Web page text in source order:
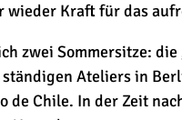
wieder Kraft für das
zwei Sommersitze:
Ateliers in
de Chile. In der Zeit